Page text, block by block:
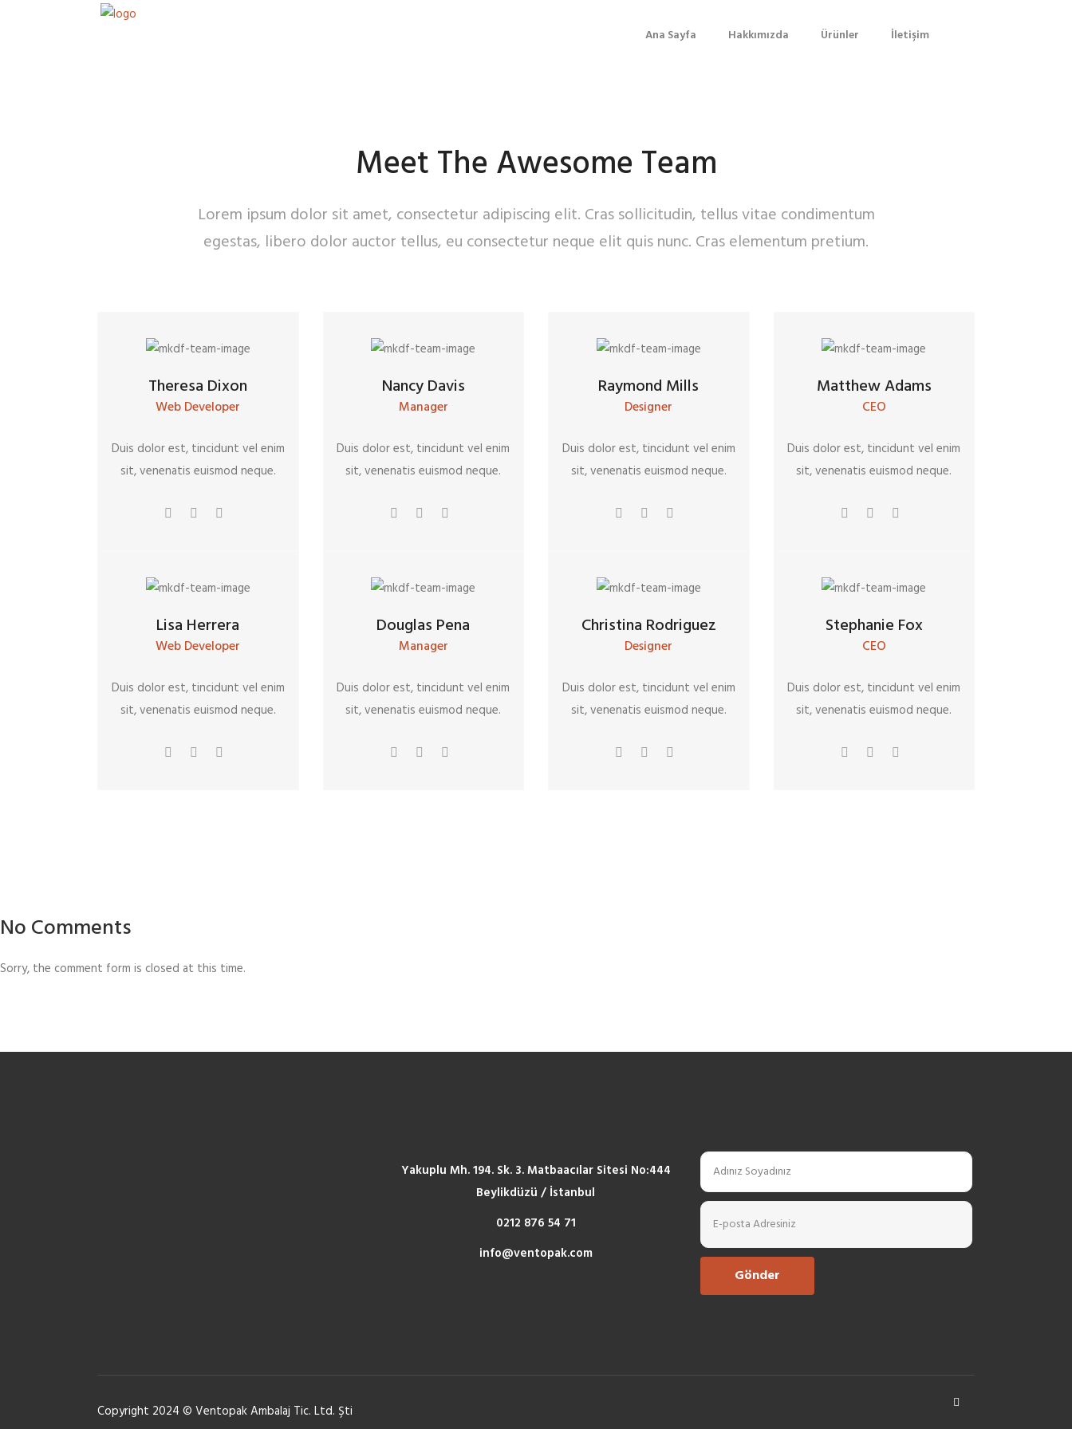
Ana Sayfa Hakkımızda Ürünler İletişim
Meet The Awesome Team
Lorem ipsum dolor sit amet, consectetur adipiscing elit. Cras sollicitudin, tellus vitae condimentum
egestas, libero dolor auctor tellus, eu consectetur neque elit quis nunc. Cras elementum pretium.
Theresa Dixon
Web Developer
Duis dolor est, tincidunt vel enim
sit, venenatis euismod neque.
Lisa Herrera
Web Developer
Duis dolor est, tincidunt vel enim
sit, venenatis euismod neque.
Nancy Davis
Manager
Duis dolor est, tincidunt vel enim
sit, venenatis euismod neque.
Douglas Pena
Manager
Duis dolor est, tincidunt vel enim
sit, venenatis euismod neque.
Raymond Mills
Designer
Duis dolor est, tincidunt vel enim
sit, venenatis euismod neque.
Christina Rodriguez
Designer
Duis dolor est, tincidunt vel enim
sit, venenatis euismod neque.
Matthew Adams
CEO
Duis dolor est, tincidunt vel enim
sit, venenatis euismod neque.
Stephanie Fox
CEO
Duis dolor est, tincidunt vel enim
sit, venenatis euismod neque.
No Comments
Sorry, the comment form is closed at this time.
Yakuplu Mh. 194. Sk. 3. Matbaacılar Sitesi No:444
Beylikdüzü / İstanbul
0212 876 54 71
info@ventopak.com
Copyright 2024 © Ventopak Ambalaj Tic. Ltd. Şti